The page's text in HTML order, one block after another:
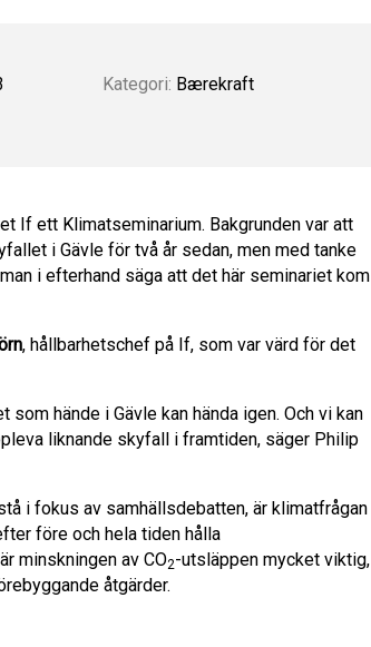
Kategori: Bærekraft
If ett Klimatseminarium. Bakgrunden var att
i Gävle för två år sedan, men med tanke
i efterhand säga att det här seminariet kom
, hållbarhetschef på If, som var värd för det
hände i Gävle kan hända igen. Och vi kan
liknande skyfall i framtiden, säger Philip
i fokus av samhällsdebatten, är klimatfrågan
före och hela tiden hålla
minskningen av CO2-utsläppen mycket viktig,
åtgärder.